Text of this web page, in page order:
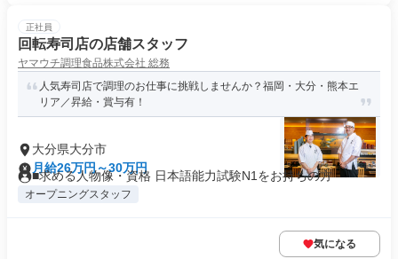
正社員
回転寿司店の店舗スタッフ
ヤマウチ調理食品株式会社 総務
人気寿司店で調理のお仕事に挑戦しませんか？福岡・大分・熊本エ
リア／昇給・賞与有！
大分県大分市
月給26万円～30万円
■求める人物像・資格 日本語能力試験N1をお持ちの方
オープニングスタッフ
気になる